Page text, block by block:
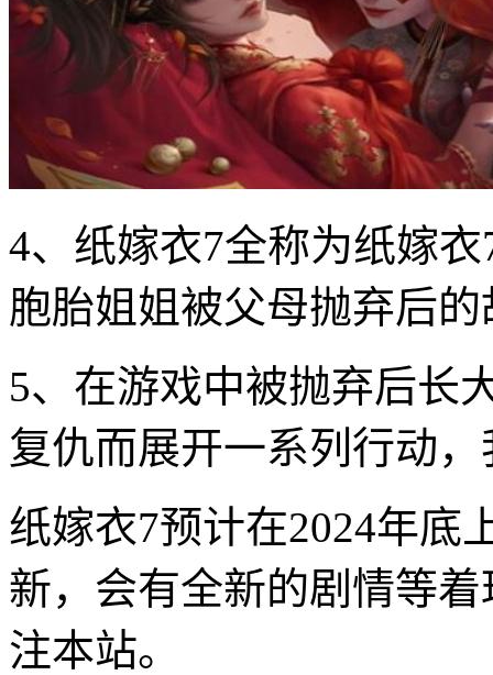
4、纸嫁衣7全称为纸嫁
胞胎姐姐被父母抛弃后的
5、在游戏中被抛弃后长
复仇而展开一系列行动
纸嫁衣7预计在2024年底
新，会有全新的剧情等
注本站。